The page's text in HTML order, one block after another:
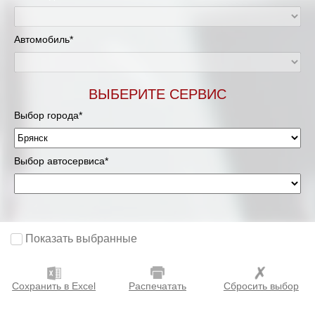
Автомобиль*
ВЫБЕРИТЕ СЕРВИС
Выбор города*
Выбор автосервиса*
Показать выбранные
Сохранить в Excel Распечатать Сбросить выбор